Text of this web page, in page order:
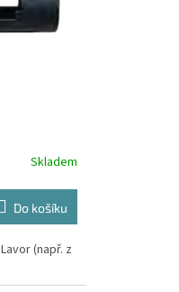
Skladem
Do košíku
(např. z